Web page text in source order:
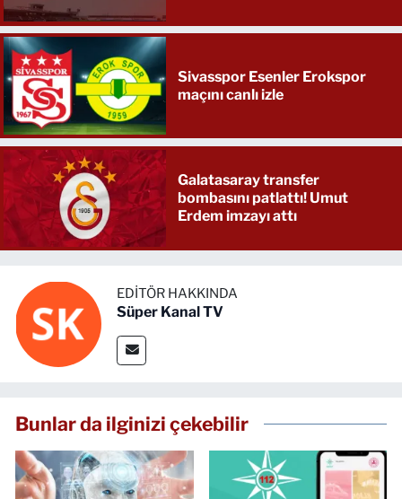
Sivasspor Esenler Erokspor
maçını canlı izle
Galatasaray transfer
bombasını patlattı! Umut
Erdem imzayı attı
EDITÖR HAKKINDA
Süper Kanal TV
Bunlar da ilginizi çekebilir